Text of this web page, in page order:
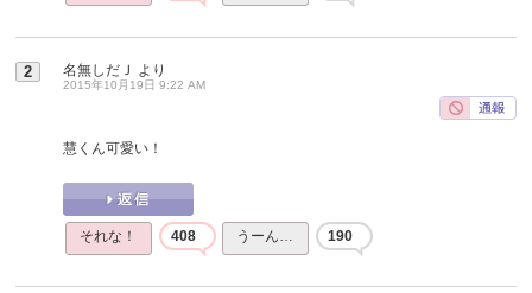
2 名無しだＪ より
2015年10月19日 9:22 AM
慧くん可愛い！
それな！ 408 うーん… 190